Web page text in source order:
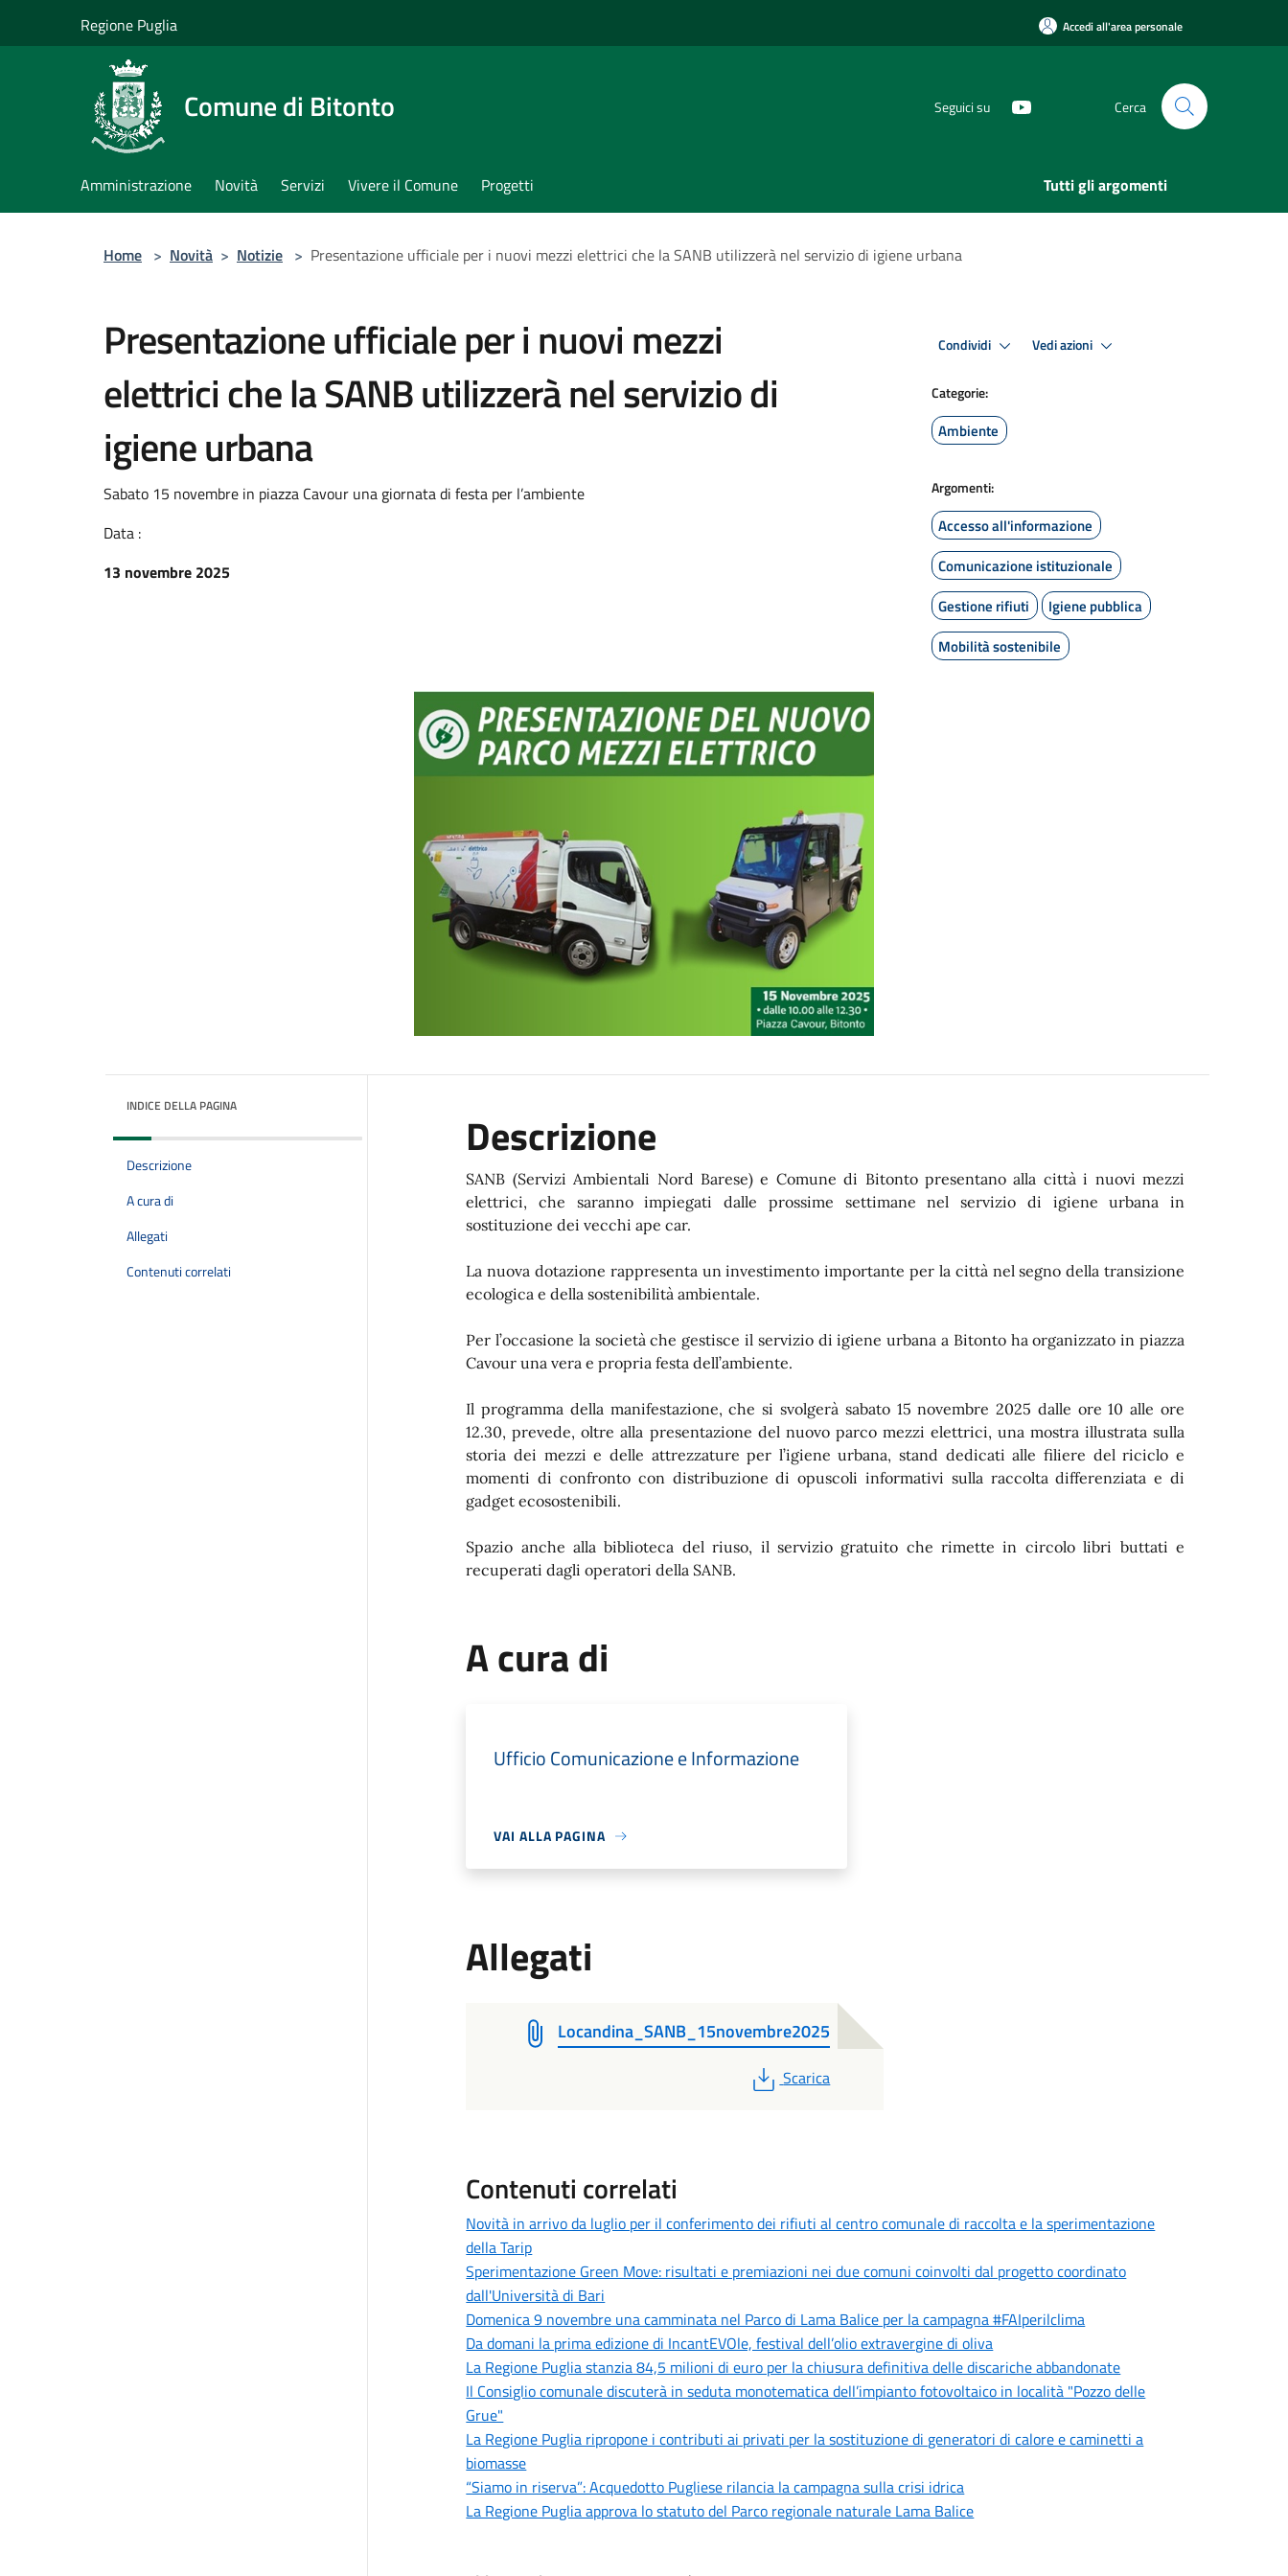
Regione Puglia Accedi all'area personale
Comune di Bitonto Seguici su Cerca
Amministrazione Novità Servizi Vivere il Comune Progetti Tutti gli argomenti
Home > Novità > Notizie > Presentazione ufficiale per i nuovi mezzi elettrici che la SANB utilizzerà nel servizio di igiene urbana
Presentazione ufficiale per i nuovi mezzi
elettrici che la SANB utilizzerà nel servizio di
igiene urbana
Sabato 15 novembre in piazza Cavour una giornata di festa per l’ambiente
Data :
13 novembre 2025
Condividi Vedi azioni
Categorie:
Ambiente
Argomenti:
Accesso all'informazione
Comunicazione istituzionale
Gestione rifiuti
Igiene pubblica
Mobilità sostenibile
INDICE DELLA PAGINA
Descrizione
A cura di
Allegati
Contenuti correlati
Descrizione
SANB (Servizi Ambientali Nord Barese) e Comune di Bitonto presentano alla città i nuovi mezzi
elettrici, che saranno impiegati dalle prossime settimane nel servizio di igiene urbana in
sostituzione dei vecchi ape car.
La nuova dotazione rappresenta un investimento importante per la città nel segno della transizione
ecologica e della sostenibilità ambientale.
Per l’occasione la società che gestisce il servizio di igiene urbana a Bitonto ha organizzato in piazza
Cavour una vera e propria festa dell’ambiente.
Il programma della manifestazione, che si svolgerà sabato 15 novembre 2025 dalle ore 10 alle ore
12.30, prevede, oltre alla presentazione del nuovo parco mezzi elettrici, una mostra illustrata sulla
storia dei mezzi e delle attrezzature per l’igiene urbana, stand dedicati alle filiere del riciclo e
momenti di confronto con distribuzione di opuscoli informativi sulla raccolta differenziata e di
gadget ecosostenibili.
Spazio anche alla biblioteca del riuso, il servizio gratuito che rimette in circolo libri buttati e
recuperati dagli operatori della SANB.
A cura di
Ufficio Comunicazione e Informazione
VAI ALLA PAGINA
Allegati
Locandina_SANB_15novembre2025
PDF
Scarica
Contenuti correlati
Novità in arrivo da luglio per il conferimento dei rifiuti al centro comunale di raccolta e la sperimentazione
della Tarip
Sperimentazione Green Move: risultati e premiazioni nei due comuni coinvolti dal progetto coordinato
dall'Università di Bari
Domenica 9 novembre una camminata nel Parco di Lama Balice per la campagna #FAIperilclima
Da domani la prima edizione di IncantEVOle, festival dell’olio extravergine di oliva
La Regione Puglia stanzia 84,5 milioni di euro per la chiusura definitiva delle discariche abbandonate
Il Consiglio comunale discuterà in seduta monotematica dell’impianto fotovoltaico in località "Pozzo delle
Grue"
La Regione Puglia ripropone i contributi ai privati per la sostituzione di generatori di calore e caminetti a
biomasse
“Siamo in riserva”: Acquedotto Pugliese rilancia la campagna sulla crisi idrica
La Regione Puglia approva lo statuto del Parco regionale naturale Lama Balice